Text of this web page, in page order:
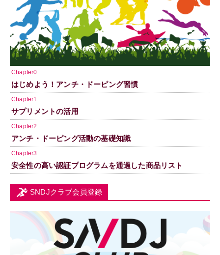
Chapter0
はじめよう！アンチ・ドーピング習慣
Chapter1
サプリメントの活用
Chapter2
アンチ・ドーピング活動の基礎知識
Chapter3
安全性の高い認証プログラムを通過した商品リスト
SNDJクラブ会員登録